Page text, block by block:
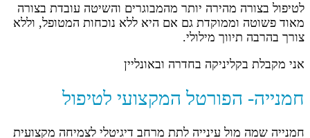
לטיפול בצורה מהירה יותר מהמבוגרים והשיטה עובדת בצורה
מאוד פשוטה וממוקדת גם אם היא ללא נוכחות המטופל, וללא
צורך בהרבה תיווך מילולי.
אני מקבלת בקליניקה בחדרה ובאונליין
חמנייה- הפורטל המקצועי לטיפול
חמנייה שמה מול עינייה לתת מרחב דיגיטלי לצמיחה מקצועית